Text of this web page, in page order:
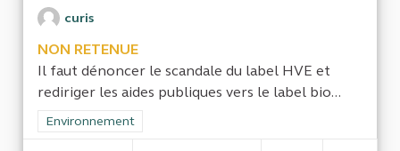
curis
NON RETENUE
Il faut dénoncer le scandale du label HVE et
rediriger les aides publiques vers le label bio...
Filtrer les résultats de la catégorie : Environnement
Environnement